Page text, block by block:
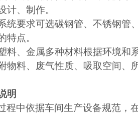
计、制作。
统要求可选碳钢管、不锈钢
特点。
料、金属多种材料根据环境和
物料、废气性质、吸取空间
明
程中依据车间生产设备规范，